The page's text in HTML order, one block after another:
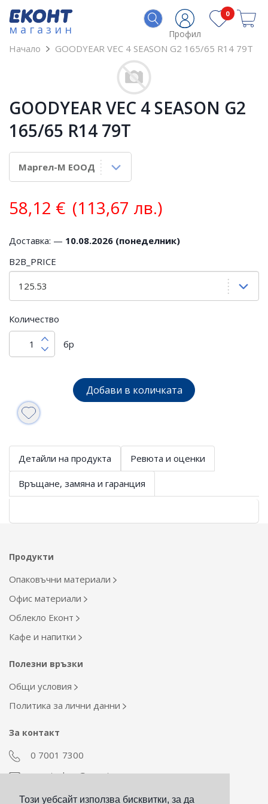
Този уебсайт използва бисквитки, за да
магазин Профил
0
Начало GOODYEAR VEC 4 SEASON G2 165/65 R14 79T
GOODYEAR VEC 4 SEASON G2
165/65 R14 79T
58,12 € (113,67 лв.)
Доставка: — 10.08.2026 (понеделник)
B2B_PRICE
Количество
бр
Добави в количката
Детайли на продукта Ревюта и оценки
Връщане, замяна и гаранция
Продукти
Опаковъчни материали
Офис материали
Облекло Еконт
Кафе и напитки
Полезни връзки
Общи условия
Политика за лични данни
За контакт
0 7001 7300
econt_shop@econt.com